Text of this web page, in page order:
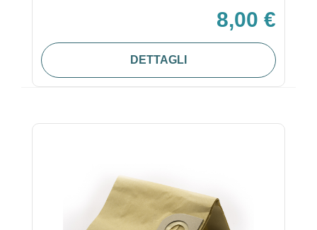
8,00 €
DETTAGLI